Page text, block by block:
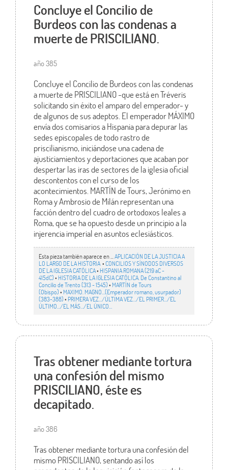
Concluye el Concilio de
Burdeos con las condenas a
muerte de PRISCILIANO.
año 385
Concluye el Concilio de Burdeos con las condenas
a muerte de PRISCILIANO -que está en Tréveris
solicitando sin éxito el amparo del emperador- y
de algunos de sus adeptos. El emperador MÁXIMO
envía dos comisarios a Hispania para depurar las
sedes episcopales de todo rastro de
priscilianismo, iniciándose una cadena de
ajusticiamientos y deportaciones que acaban por
despertar las iras de sectores de la iglesia oficial
descontentos con el curso de los
acontecimientos. MARTÍN de Tours, Jerónimo en
Roma y Ambrosio de Milán representan una
facción dentro del cuadro de ortodoxos leales a
Roma, que se ha opuesto desde un principio a la
injerencia imperial en asuntos eclesiásticos.
Esta pieza también aparece en ... APLICACIÓN DE LA JUSTICIA A
LO LARGO DE LA HISTORIA •CONCILIOS Y SÍNODOS DIVERSOS
DE LA IGLESIA CATÓLICA• HISPANIA ROMANA (219 aC -
415dC)• HISTORIA DE LA IGLESIA CATÓLICA. De Constantino al
Concilio de Trento (313 - 1545)• MARTÍN de Tours
(Obispo)• MAXIMO. MAGNO…(Emperador romano, usurpador)
(383-388)• PRIMERA VEZ.../ÚLTIMA VEZ…/EL PRIMER.../EL
ÚLTIMO…/EL MÁS…/EL ÚNICO…
Tras obtener mediante tortura
una confesión del mismo
PRISCILIANO, éste es
decapitado.
año 386
Tras obtener mediante tortura una confesión del
mismo PRISCILIANO, sentando así los